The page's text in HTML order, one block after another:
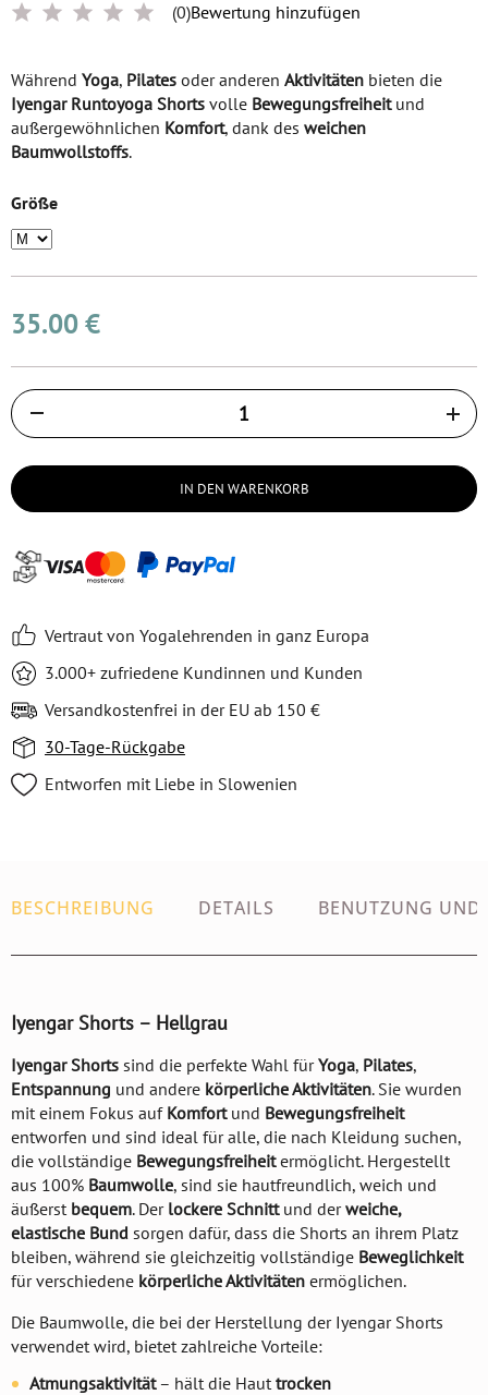
(0)Bewertung hinzufügen
Während Yoga, Pilates oder anderen Aktivitäten bieten die
Iyengar Runtoyoga Shorts volle Bewegungsfreiheitund
außergewöhnlichen Komfort, dank des weichen
Baumwollstoffs.
Größe
35.00 €
Količina
IN DEN WARENKORB
Vertraut von Yogalehrenden in ganz Europa
3.000+ zufriedene Kundinnen und Kunden
Versandkostenfrei in der EU ab 150 €
30-Tage-Rückgabe
Entworfen mit Liebe in Slowenien
BESCHREIBUNG DETAILS BENUTZUNG UND
Iyengar Shorts – Hellgrau
Iyengar Shorts sind die perfekte Wahl fürYoga, Pilates,
Entspannung und andere körperliche Aktivitäten. Sie wurden
mit einem Fokus auf Komfortund Bewegungsfreiheit
entworfen und sind ideal für alle, die nach Kleidung suchen,
die vollständige Bewegungsfreiheitermöglicht. Hergestellt
aus 100% Baumwolle, sind sie hautfreundlich, weich und
äußerst bequem. Der lockere Schnittund derweiche,
elastische Bund sorgen dafür, dass die Shorts an ihrem Platz
bleiben, während sie gleichzeitig vollständige Beweglichkeit
für verschiedene körperliche Aktivitäten ermöglichen.
Die Baumwolle, die bei der Herstellung der Iyengar Shorts
verwendet wird, bietet zahlreiche Vorteile:
Atmungsaktivität– hält die Hauttrocken